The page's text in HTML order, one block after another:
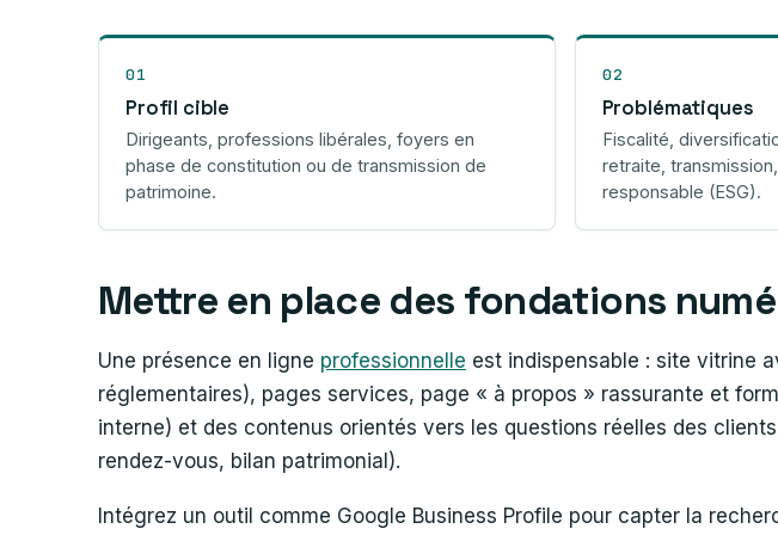
01
Profil cible
Dirigeants, professions libérales, foyers en
phase de constitution ou de transmission de
patrimoine.
02
Problématiques
Fiscalité,
retraite,
responsable (ESG).
Mettre en place des fondations
Une présence en ligne professionnelle est indispensable : site vitrine
réglementaires), pages services, page « à propos » rassurante et
interne) et des contenus orientés vers les questions réelles des
rendez-vous, bilan patrimonial).
Intégrez un outil comme Google Business Profile pour capter la